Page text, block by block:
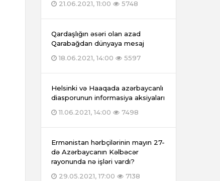
21.06.2021, 11:00
5748
Qardaşlığın əsəri olan azad
Qarabağdan dünyaya mesaj
18.06.2021, 14:00
5597
Helsinki və Haaqada azərbaycanlı
diasporunun informasiya aksiyaları
11.06.2021, 14:00
7498
Ermənistan hərbçilərinin mayın 27-
də Azərbaycanın Kəlbəcər
rayonunda nə işləri vardı?
29.05.2021, 17:00
7138